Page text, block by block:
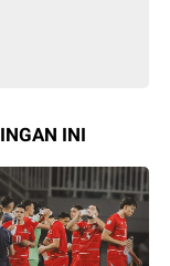
INI